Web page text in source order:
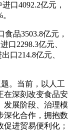
口4092.2亿元，
品3503.8亿元，
口2298.3亿元、
口214.8亿元、
。当前，以人工
在深刻改变食品安
发展阶段、治理模
深化合作，拥抱数
进贸易便利化；